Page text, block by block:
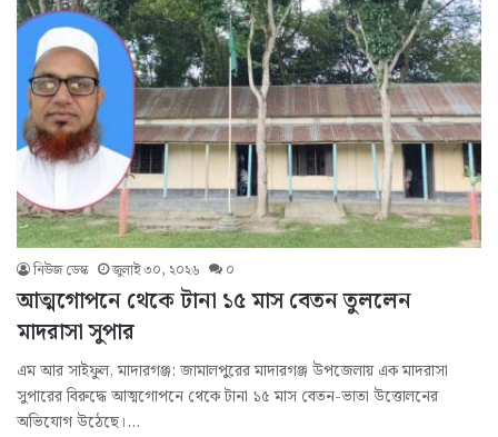
নিউজ ডেস্ক জুলাই ৩০, ২০২৬ ০
আত্মগোপনে থেকে টানা ১৫ মাস বেতন তুললেন
মাদরাসা সুপার
এম আর সাইফুল, মাদারগঞ্জ: জামালপুরের মাদারগঞ্জ উপজেলায় এক মাদরাসা
সুপারের বিরুদ্ধে আত্মগোপনে থেকে টানা ১৫ মাস বেতন-ভাতা উত্তোলনের
অভিযোগ উঠেছে।…